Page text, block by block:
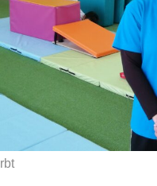
rbt